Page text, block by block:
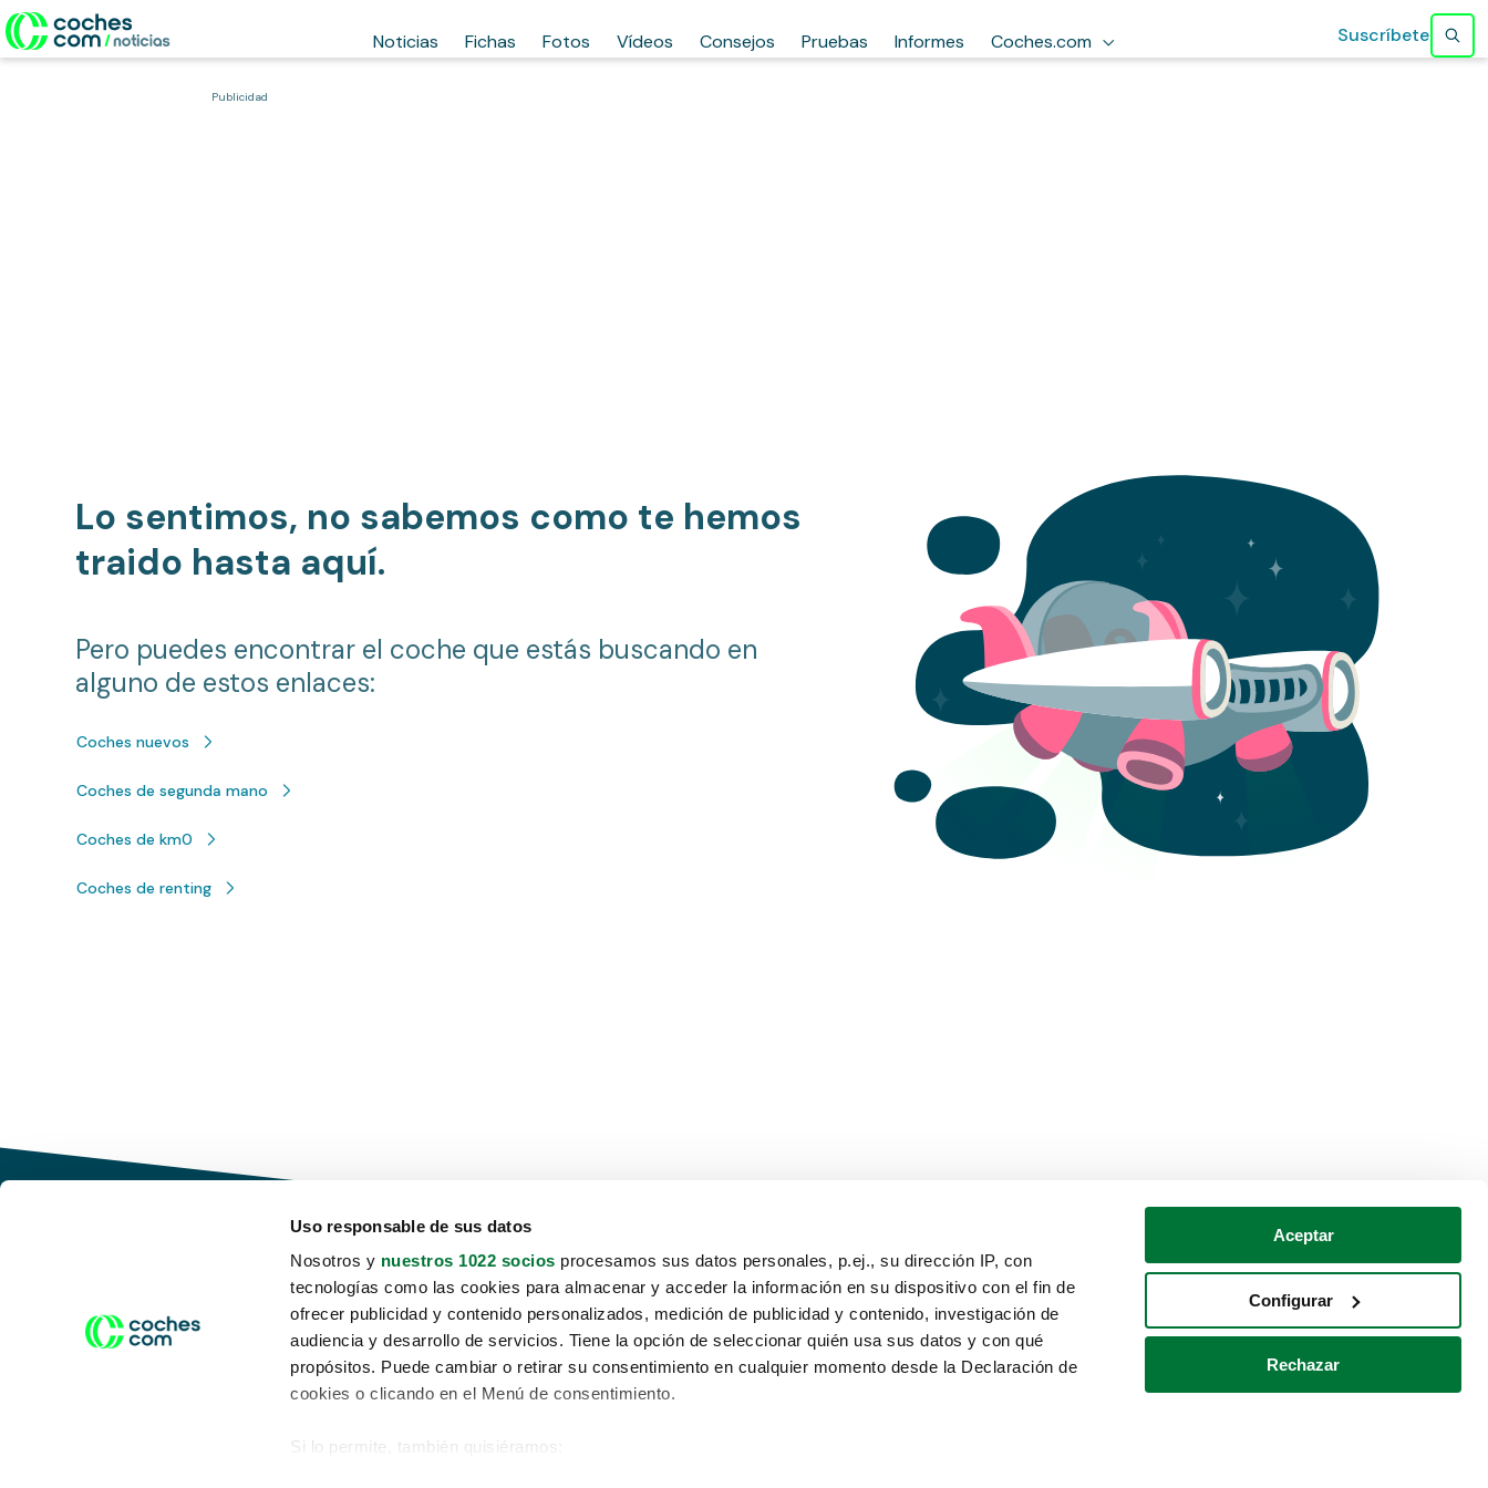
Uso responsable de sus datos
Nosotros y nuestros 1022 socios procesamos sus datos personales, p.ej., su dirección IP, con
tecnologías como las cookies para almacenar y acceder la información en su dispositivo con el fin de
ofrecer publicidad y contenido personalizados, medición de publicidad y contenido, investigación de
audiencia y desarrollo de servicios. Tiene la opción de seleccionar quién usa sus datos y con qué
propósitos. Puede cambiar o retirar su consentimiento en cualquier momento desde la Declaración de
cookies o clicando en el Menú de consentimiento.
Si lo permite, también quisiéramos:
Aceptar
Configurar
Rechazar
Noticias Fichas Fotos Vídeos Consejos Pruebas Informes Coches.com Suscríbete
Publicidad
Lo sentimos, no sabemos como te hemos
traido hasta aquí.
Pero puedes encontrar el coche que estás buscando en
alguno de estos enlaces:
Coches nuevos
Coches de segunda mano
Coches de km0
Coches de renting
Conduce tu futuro,
desata tu movilidad